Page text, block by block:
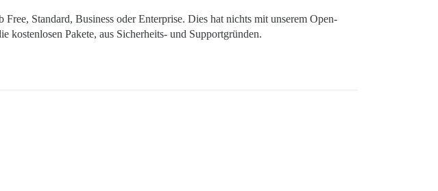
Standard, Business oder Enterprise. Dies hat nichts mit unserem Open-
kostenlosen Pakete, aus Sicherheits- und Supportgründen.